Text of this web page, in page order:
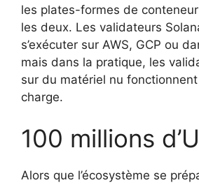
les plates-formes de
les deux. Les validateurs
s’exécuter sur AWS, GCP ou
mais dans la pratique, les
sur du matériel nu
charge.
100 millions
Alors que l’écosystème se